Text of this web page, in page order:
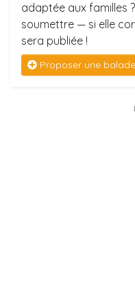
adaptée aux familles
soumettre — si elle
sera publiée !
Proposer une balade